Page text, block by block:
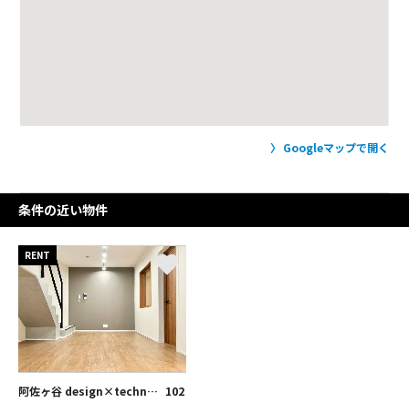
Googleマップで開く
条件の近い物件
RENT
阿佐ヶ谷 design×technology 102